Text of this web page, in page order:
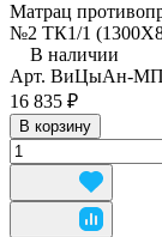
Матрац
№2 ТК1/1
В наличии
Арт. ВиЦыАн-
16 835 ₽
В корзину